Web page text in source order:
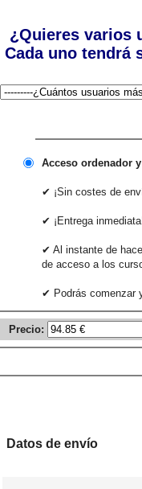
¿Quieres varios
Cada uno tendrá
Acceso ordenador
✔ ¡Sin costes de
✔ ¡Entrega
✔ Al instante de
de acceso a los
✔ Podrás comenzar
Precio:
Datos de envío